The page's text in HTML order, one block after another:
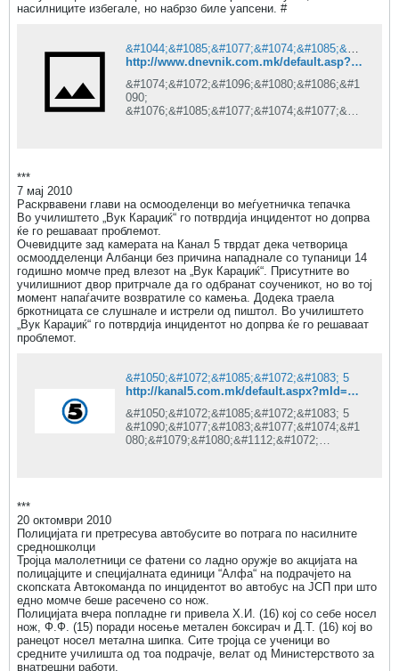
насилниците избегале, но набрзо биле уапсени. #
&#1044;&#1085;&#1077;&#1074;&#1085;&#1080;&#1082; is under construction
http://www.dnevnik.com.mk/default.asp?ItemID=5A6E65142DCE4F4FA49B7B0EF518AFE9
&#1074;&#1072;&#1096;&#1080;&#1086;&#1
090;
&#1076;&#1085;&#1077;&#1074;&#1077;&#1
***
7 мај 2010
Раскрвавени глави на осмооделенци во меѓуетничка тепачка
Во училиштето „Вук Караџиќ“ го потврдија инцидентот но допрва
ќе го решаваат проблемот.
Очевидците зад камерата на Канал 5 тврдат дека четворица
осмоодделенци Албанци без причина нападнале со тупаници 14
годишно момче пред влезот на „Вук Караџиќ“. Присутните во
училишниот двор притрчале да го одбранат соученикот, но во тој
момент напаѓачите возвратиле со камења. Додека траела
бркотницата се слушнале и истрели од пиштол. Во училиштето
„Вук Караџиќ“ го потврдија инцидентот но допрва ќе го решаваат
проблемот.
&#1050;&#1072;&#1085;&#1072;&#1083; 5
http://kanal5.com.mk/default.aspx?mId=37&eventId=60273&egId=13
&#1050;&#1072;&#1085;&#1072;&#1083; 5
&#1090;&#1077;&#1083;&#1077;&#1074;&#1
080;&#1079;&#1080;&#1112;&#1072;
080;&#1079;&#1080;&#1089;&#1082;&#1080;
&#1074;&#1086;
&#1052;&#1072;&#1082;&#1077;&#1076;&#1
086;&#1085;&#1080;&#1112;&#1072;,
&#1086;&#1076; 1998
&#1075;&#1086;&#1076;&#1080;&#1085;&#1
072; &#1085;&#1072;
&#1084;&#1072;&#1083;&#1080;&#1090;&#1
077;
***
20 октомври 2010
Полицијата ги претресува автобусите во потрага по насилните
средношколци
Тројца малолетници се фатени со ладно оружје во акцијата на
полицајците и специјалната единици “Алфа“ на подрачјето на
скопската Автокоманда по инцидентот во автобус на ЈСП при што
едно момче беше расечено со нож.
Полицијата вчера попладне ги привела Х.И. (16) кој со себе носел
нож, Ф.Ф. (15) поради носење метален боксирач и Д.Т. (16) кој во
ранецот носел метална шипка. Сите тројца се ученици во
средните училишта од тоа подрачје, велат од Министерството за
внатрешни работи.